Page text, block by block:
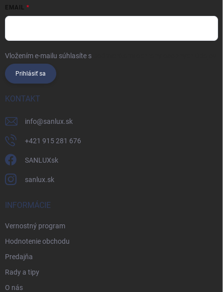
EMAIL
Vložením e-mailu súhlasíte s
Prihlásiť sa
KONTAKT
info@sanlux.sk
+421 915 281 676
SANLUXsk
sanlux.sk
INFORMÁCIE
Vernostný program
Hodnotenie obchodu
Predajňa
Rady a tipy
O nás